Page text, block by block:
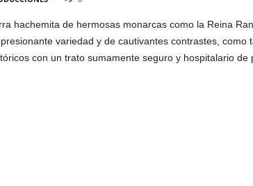
hachemita de hermosas monarcas como la Reina
variedad y de cautivantes contrastes, como
con un trato sumamente seguro y hospitalario de